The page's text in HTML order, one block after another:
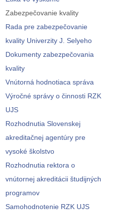
Zabezpečovanie kvality
Rada pre zabezpečovanie
kvality Univerzity J. Selyeho
Dokumenty zabezpečovania
kvality
Vnútorná hodnotiaca správa
Výročné správy o činnosti RZK
UJS
Rozhodnutia Slovenskej
akreditačnej agentúry pre
vysoké školstvo
Rozhodnutia rektora o
vnútornej akreditácii študijných
programov
Samohodnotenie RZK UJS